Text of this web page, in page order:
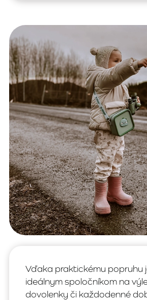
Vďaka praktickému popruhu
ideálnym spoločníkom na
dovolenky či každodenné